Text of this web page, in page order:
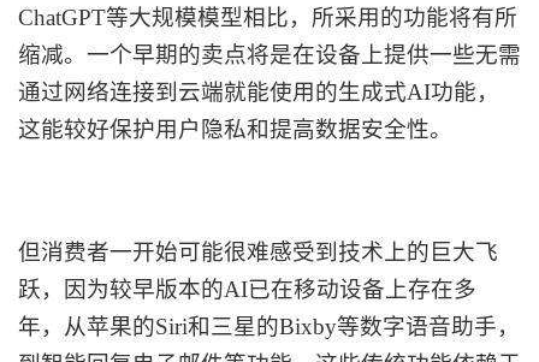
ChatGPT等大规模模型相比，所采用的功能将有所
缩减。一个早期的卖点将是在设备上提供一些无需
通过网络连接到云端就能使用的生成式AI功能，
这能较好保护用户隐私和提高数据安全性。
但消费者一开始可能很难感受到技术上的巨大飞
跃，因为较早版本的AI已在移动设备上存在多
年，从苹果的Siri和三星的Bixby等数字语音助手，